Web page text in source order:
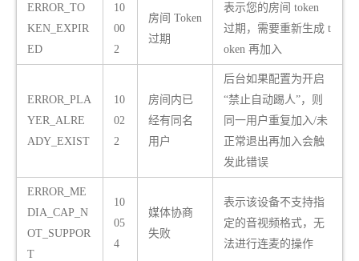
ERROR_TO
KEN_EXPIR
ED
10
00
2
房间 Token
过期
表示您的房间 token
过期，需要重新生成 t
oken 再加入
ERROR_PLA
YER_ALRE
ADY_EXIST
10
02
2
房间内已
经有同名
用户
后台如果配置为开启
“禁止自动踢人”，则
同一用户重复加入/未
正常退出再加入会触
发此错误
ERROR_ME
DIA_CAP_N
OT_SUPPOR
T
10
05
4
媒体协商
失败
表示该设备不支持指
定的音视频格式，无
法进行连麦的操作